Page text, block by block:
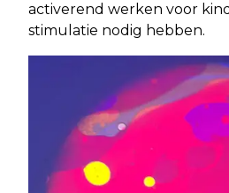
activerend werken voor
stimulatie nodig hebben.